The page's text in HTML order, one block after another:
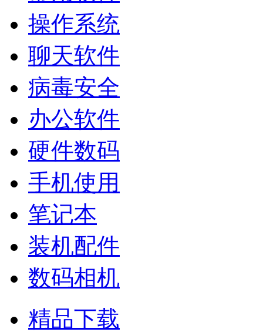
操作系统
聊天软件
病毒安全
办公软件
硬件数码
手机使用
笔记本
装机配件
数码相机
精品下载